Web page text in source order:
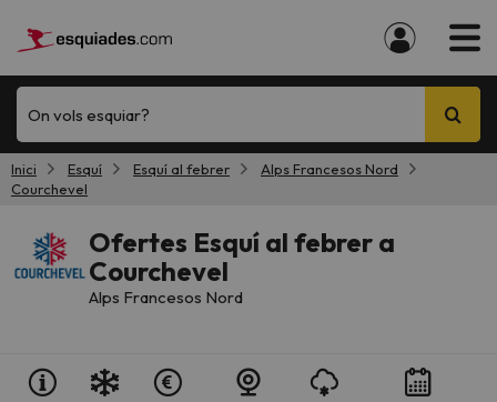
On vols esquiar?
Inici Esquí Esquí al febrer
Alps Francesos Nord
Courchevel
Ofertes Esquí al febrer a
Courchevel
Alps Francesos Nord